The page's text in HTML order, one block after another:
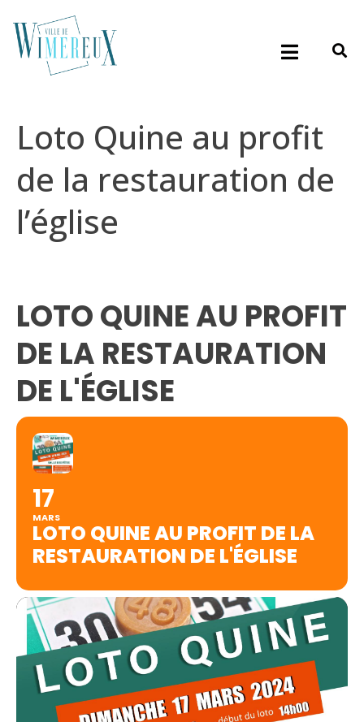
Loto Quine au profit
de la restauration de
l’église
LOTO QUINE AU PROFIT
DE LA RESTAURATION
DE L'ÉGLISE
17
MARS
LOTO QUINE AU PROFIT DE LA
RESTAURATION DE L'ÉGLISE